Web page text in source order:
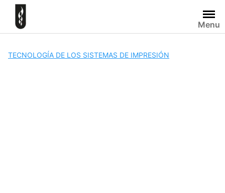
Skip
content
Menu
TECNOLOGÍA DE LOS SISTEMAS DE IMPRESIÓN